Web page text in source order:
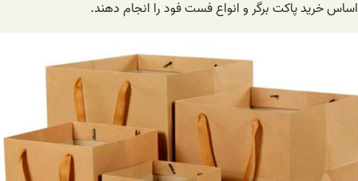
اساس خرید پاکت برگر و انواع فست فود را انجام دهند.